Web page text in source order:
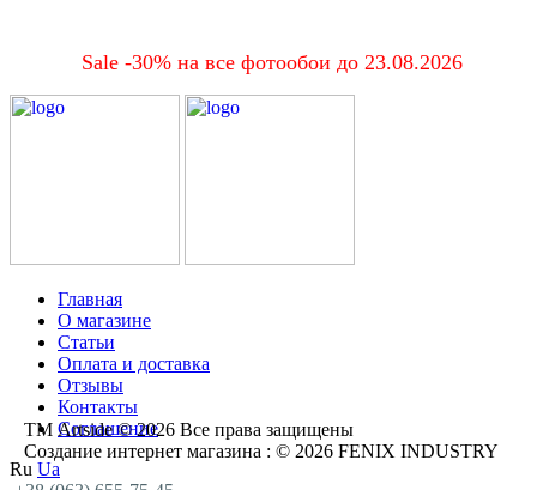
Sale -30% на все фотообои до 23.08.2026
Главная
О магазине
Статьи
Оплата и доставка
Отзывы
Контакты
Соглашение
Ru Ua
ТМ Artside © 2026 Все права защищены
Создание интернет магазина : © 2026 FENIX INDUSTRY